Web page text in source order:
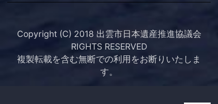
Copyright (C) 2018 出雲市日本遺産推進協議会
RIGHTS RESERVED
複製転載を含む無断での利用をお断りいたしま
す。